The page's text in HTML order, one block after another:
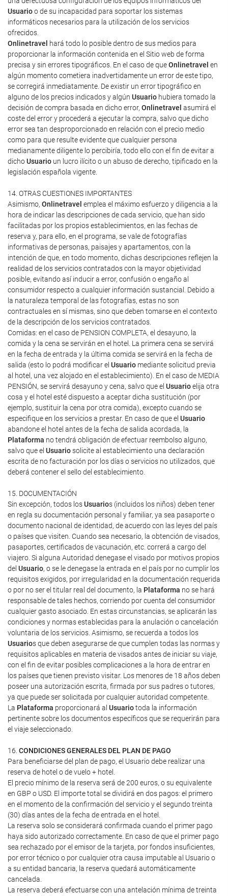
Usuarioo de su incapacidad para soportar los sistemas
informáticos necesarios para la utilización de los servicios
ofrecidos.
Onlinetravel
hará todo lo posible dentro de sus medios para
proporcionar la información contenida en el Sitio web de forma
precisa y sin errores tipográficos. En el caso de queOnlinetravel en
algún momento cometiera inadvertidamente un error de este tipo,
se corregirá inmediatamente. De existir un error tipográfico en
alguno de los precios indicados y algún Usuario hubiera tomado la
decisión de compra basada en dicho error, Onlinetravel asumirá el
coste del error y procederá a ejecutar la compra, salvo que dicho
error sea tan desproporcionado en relación con el precio medio
como para que resulte evidente que cualquier persona
medianamente diligente lo percibiría, todo ello con el fin de evitar a
dichoUsuario un lucro ilícito o un abuso de derecho, tipificado en la
legislación española vigente.
14. OTRAS CUESTIONES IMPORTANTES
Asimismo, Onlinetravel emplea el máximo esfuerzo y diligencia a la
hora de indicar las descripciones de cada servicio, que han sido
facilitadas por los propios establecimientos, en las fechas de
reserva y, para ello, en el programa, se vale de fotografías
informativas de personas, paisajes y apartamentos, con la
intención de que, en todo momento, dichas descripciones reflejen la
realidad de los servicios contratados con la mayor objetividad
posible, evitando así inducir a error, confusión o engaño al
consumidor respecto a cualquier información sustancial. Debido a
la naturaleza temporal de las fotografías, estas no son
contractuales en sí mismas, sino que deben tomarse en el contexto
de la descripción de los servicios contratados.
Comidas: en el caso de PENSION COMPLETA, el desayuno, la
comida y la cena se servirán en el hotel. La primera cena se servirá
en la fecha de entrada y la última comida se servirá en la fecha de
salida (esto lo podrá modificar el Usuario mediante solicitud previa
al hotel, una vez alojado en el establecimiento). En el caso de MEDIA
PENSIÓN, se servirá desayuno y cena, salvo que el Usuarioelija otra
cosa y el hotel esté dispuesto a aceptar dicha sustitución (por
ejemplo, sustituir la cena por otra comida), excepto cuando se
especifique en los servicios a prestar. En caso de que el Usuario
abandone el hotel antes de la fecha de salida acordada, la
Plataforma no tendrá obligación de efectuar reembolso alguno,
salvo que el Usuariosolicite al establecimiento una declaración
escrita de no facturación por los días o servicios no utilizados, que
deberá contener el sello del establecimiento.
15. DOCUMENTACIÓN
Sin excepción, todos losUsuarios (incluidos los niños) deben tener
en regla su documentación personal y familiar, ya sea pasaporte o
documento nacional de identidad, de acuerdo con las leyes del país
o países que visiten. Cuando sea necesario, la obtención de visados,
pasaportes, certificados de vacunación, etc. correrá a cargo del
viajero. Si alguna Autoridad denegase el visado por motivos propios
del Usuario, o se le denegase la entrada en el país por no cumplir los
requisitos exigidos, por irregularidad en la documentación requerida
o por no ser el titular real del documento, la Plataforma no se hará
responsable de tales hechos, corriendo por cuenta del consumidor
cualquier gasto asociado. En estas circunstancias, se aplicarán las
condiciones y normas establecidas para la anulación o cancelación
voluntaria de los servicios. Asimismo, se recuerda a todos los
Usuarios que deben asegurarse de que cumplen todas las normas y
requisitos aplicables en materia de visados antes de iniciar su viaje,
con el fin de evitar posibles complicaciones a la hora de entrar en
los países que tienen previsto visitar. Los menores de 18 años deben
poseer una autorización escrita, firmada por sus padres o tutores,
ya que puede ser solicitada por cualquier autoridad competente.
La Plataforma proporcionará al Usuariotoda la información
pertinente sobre los documentos específicos que se requerirán para
el viaje seleccionado.
16. CONDICIONES GENERALES DEL PLAN DE PAGO
Para beneficiarse del plan de pago, el Usuario debe realizar una
reserva de hotel o de vuelo + hotel.
El precio mínimo de la reserva será de 200 euros, o su equivalente
en GBP o USD. El importe total se dividirá en dos pagos: el primero
en el momento de la confirmación del servicio y el segundo treinta
(30) días antes de la fecha de entrada en el hotel.
La reserva solo se considerará confirmada cuando el primer pago
haya sido autorizado correctamente. En caso de que el primer pago
sea rechazado por el emisor de la tarjeta, por fondos insuficientes,
por error técnico o por cualquier otra causa imputable al Usuario o
a su entidad bancaria, la reserva quedará automáticamente
cancelada.
La reserva deberá efectuarse con una antelación mínima de treinta